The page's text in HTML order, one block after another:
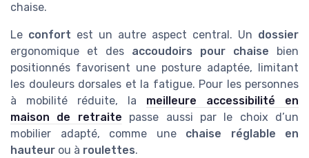
chaise.
Le confort est un autre aspect central. Un dossier
ergonomique et des accoudoirs pour chaise bien
positionnés favorisent une posture adaptée, limitant
les douleurs dorsales et la fatigue. Pour les personnes
à mobilité réduite, la meilleure accessibilité en
maison de retraite passe aussi par le choix d’un
mobilier adapté, comme une chaise réglable en
hauteur ou à roulettes.